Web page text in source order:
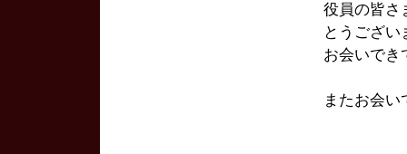
役員の皆さ
とうござい
お会いでき
またお会